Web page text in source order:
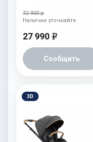
Brown
32 900 р
27 990 e
Сообщить
Наличие уточняйте
3D